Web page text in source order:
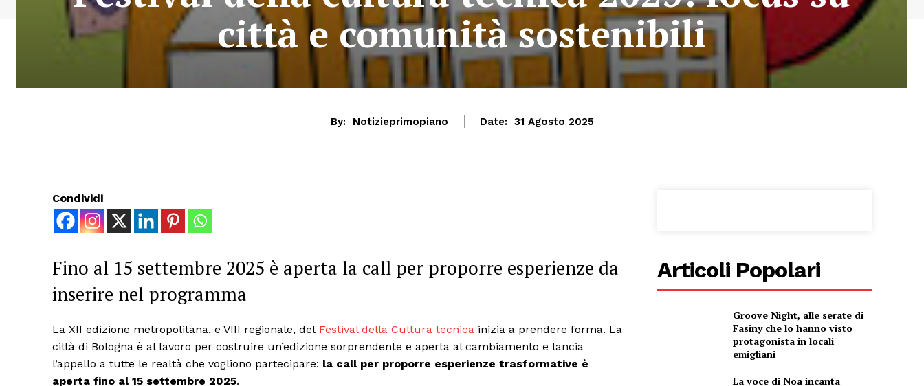
città e comunità sostenibili
By: Notizieprimopiano Date: 31 Agosto 2025
Condividi
Fino al 15 settembre 2025 è aperta la call per proporre esperienze da
inserire nel programma
La XII edizione metropolitana, e VIII regionale, del Festival della Cultura tecnica inizia a prendere forma. La
città di Bologna è al lavoro per costruire un’edizione sorprendente e aperta al cambiamento e lancia
l’appello a tutte le realtà che vogliono partecipare: la call per proporre esperienze trasformative è
aperta fino al 15 settembre 2025.
Articoli Popolari
Groove Night, alle serate di
Fasiny che lo hanno visto
protagonista in locali
emigliani
La voce di Noa incanta